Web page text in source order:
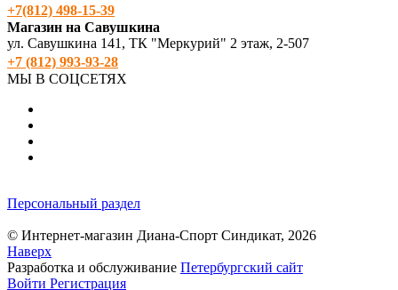
+7(812) 498‑15-39
Магазин на Савушкина
ул. Савушкина 141, ТК "Меркурий" 2 этаж, 2-507
+7 (812) 993-93-28
МЫ В СОЦСЕТЯХ
Персональный раздел
© Интернет-магазин Диана-Спорт Синдикат, 2026
Наверх
Разработка и обслуживание Петербургский сайт
Войти Регистрация